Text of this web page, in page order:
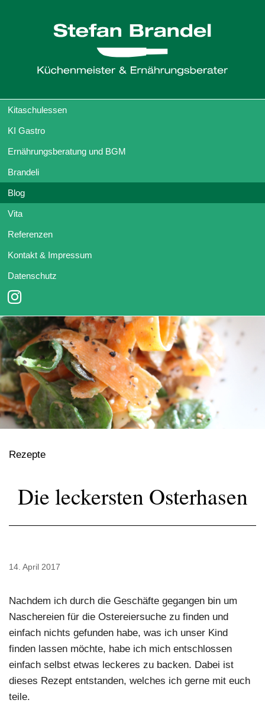
Kitaschulessen
KI Gastro
Ernährungsberatung und BGM
Brandeli
Blog
Vita
Referenzen
Kontakt & Impressum
Datenschutz
Rezepte
Die leckersten Osterhasen
14. April 2017
Nachdem ich durch die Geschäfte gegangen bin um
Naschereien für die Ostereiersuche zu finden und
einfach nichts gefunden habe, was ich unser Kind
finden lassen möchte, habe ich mich entschlossen
einfach selbst etwas leckeres zu backen. Dabei ist
dieses Rezept entstanden, welches ich gerne mit euch
teile.